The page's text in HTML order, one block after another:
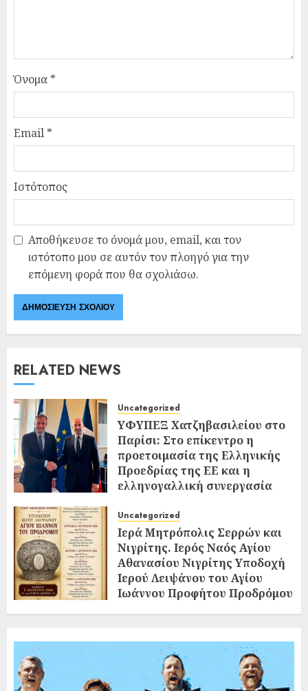
Όνομα *
Email *
Ιστότοπος
Αποθήκευσε το όνομά μου, email, και τον
ιστότοπο μου σε αυτόν τον πλοηγό για την
επόμενη φορά που θα σχολιάσω.
RELATED NEWS
Uncategorized
ΥΦΥΠΕΞ Χατζηβασιλείου στο
Παρίσι: Στο επίκεντρο η
προετοιμασία της Ελληνικής
Προεδρίας της ΕΕ και η
ελληνογαλλική συνεργασία
Uncategorized
Ιερά Μητρόπολις Σερρών και
Νιγρίτης. Ιερός Ναός Αγίου
Αθανασίου Νιγρίτης Υποδοχή
Ιερού Λειψάνου του Αγίου
Ιωάννου Προφήτου Προδρόμου